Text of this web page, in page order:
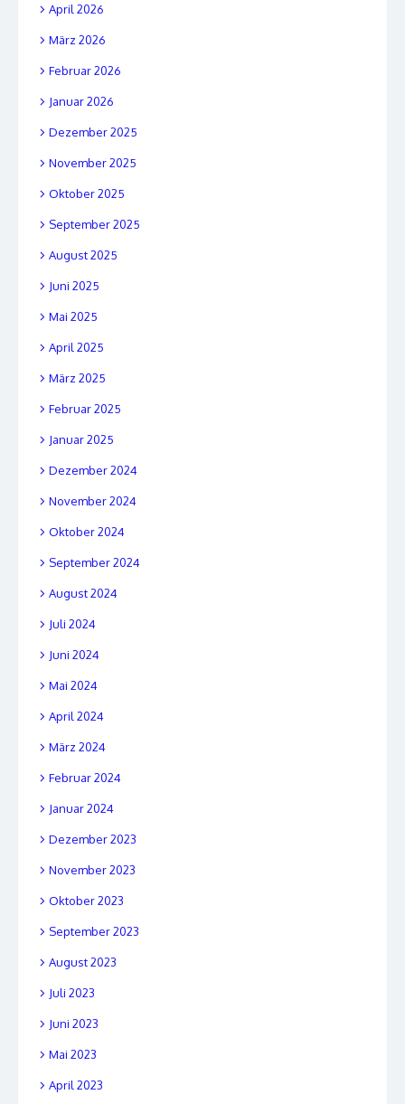
April 2026
März 2026
Februar 2026
Januar 2026
Dezember 2025
November 2025
Oktober 2025
September 2025
August 2025
Juni 2025
Mai 2025
April 2025
März 2025
Februar 2025
Januar 2025
Dezember 2024
November 2024
Oktober 2024
September 2024
August 2024
Juli 2024
Juni 2024
Mai 2024
April 2024
März 2024
Februar 2024
Januar 2024
Dezember 2023
November 2023
Oktober 2023
September 2023
August 2023
Juli 2023
Juni 2023
Mai 2023
April 2023